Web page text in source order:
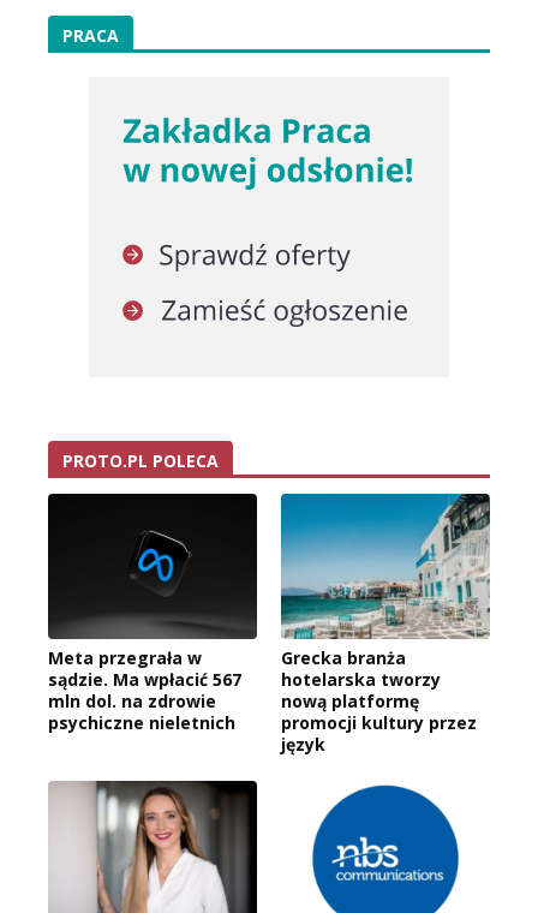
PRACA
PROTO.PL POLECA
Meta przegrała w
sądzie. Ma wpłacić 567
mln dol. na zdrowie
psychiczne nieletnich
Grecka branża
hotelarska tworzy
nową platformę
promocji kultury przez
język